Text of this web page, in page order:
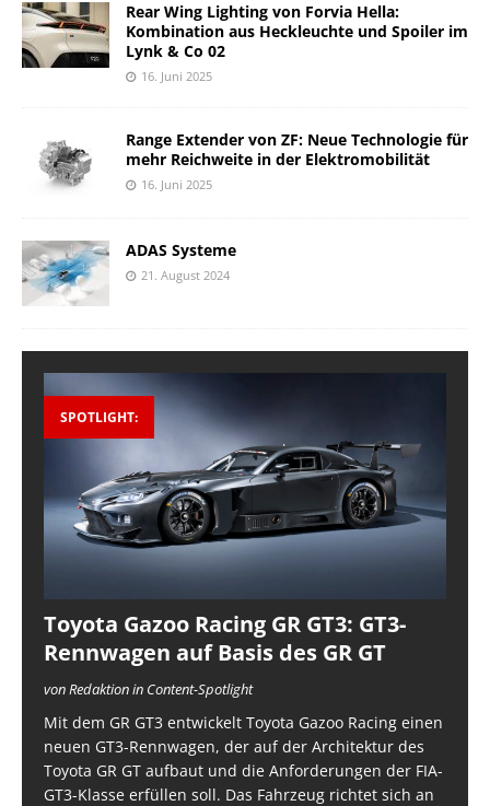
Rear Wing Lighting von Forvia Hella:
Kombination aus Heckleuchte und Spoiler im
Lynk & Co 02
16. Juni 2025
Range Extender von ZF: Neue Technologie für
mehr Reichweite in der Elektromobilität
16. Juni 2025
ADAS Systeme
21. August 2024
SPOTLIGHT:
Toyota Gazoo Racing GR GT3: GT3-
Rennwagen auf Basis des GR GT
von Redaktion in Content-Spotlight
Mit dem GR GT3 entwickelt Toyota Gazoo Racing einen
neuen GT3-Rennwagen, der auf der Architektur des
Toyota GR GT aufbaut und die Anforderungen der FIA-
GT3-Klasse erfüllen soll. Das Fahrzeug richtet sich an